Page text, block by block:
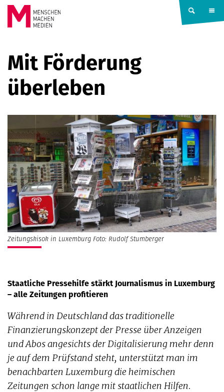
Springe zum Inhalt
MACHEN
MEDIEN
Mit Förderung
überleben
Zeitungskisok in Luxemburg Foto: Rudolf Stumberger
Staatliche Pressehilfe stärkt Journalismus in Luxemburg
– alle Zeitungen profitieren
Während in Deutschland das traditionelle
Finanzierungskonzept der Presse über Anzeigen
und Abos angesichts der Digitalisierung mehr denn
je auf dem Prüfstand steht, unterstützt man im
benachbarten Luxemburg die heimischen
Zeitungen schon lange mit staatlichen Hilfen.